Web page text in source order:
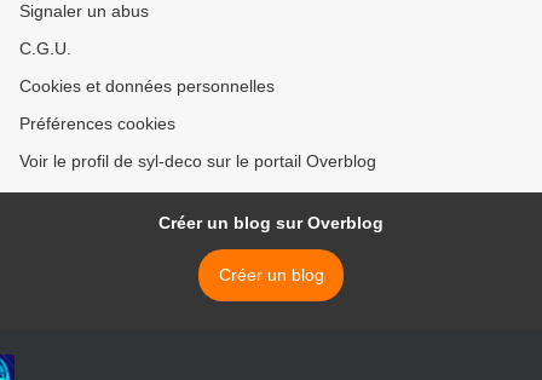
Signaler un abus
C.G.U.
Cookies et données personnelles
Préférences cookies
Voir le profil de syl-deco sur le portail Overblog
Créer un blog sur Overblog
Créer un blog